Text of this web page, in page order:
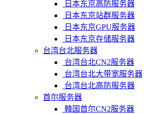
日本东京高防服务器
日本东京站群服务器
日本东京GPU服务器
日本东京存储服务器
台湾台北服务器
台湾台北CN2服务器
台湾台北大带宽服务器
台湾台北高防服务器
首尔服务器
韓国首尔CN2服务器